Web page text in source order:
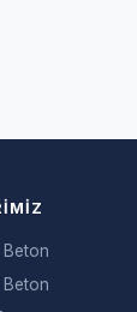
Beton
Beton